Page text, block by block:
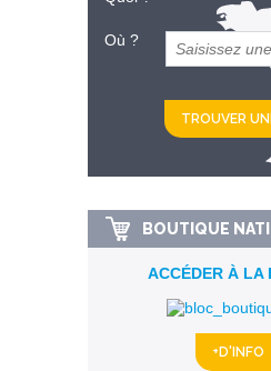
Où ?
et
km alentour
BOUTIQUE
ACCÉDER À LA
+D'INFO